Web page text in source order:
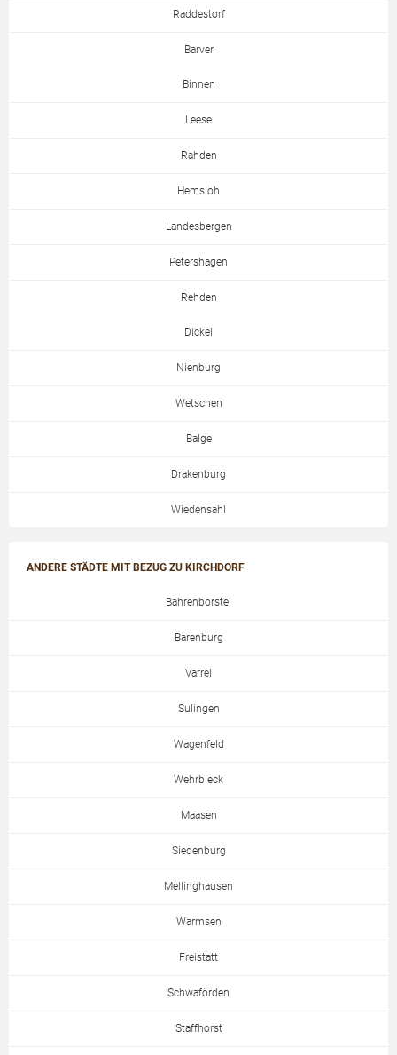
Raddestorf
Barver
Binnen
Leese
Rahden
Hemsloh
Landesbergen
Petershagen
Rehden
Dickel
Nienburg
Wetschen
Balge
Drakenburg
Wiedensahl
ANDERE STÄDTE MIT BEZUG ZU KIRCHDORF
Bahrenborstel
Barenburg
Varrel
Sulingen
Wagenfeld
Wehrbleck
Maasen
Siedenburg
Mellinghausen
Warmsen
Freistatt
Schwaförden
Staffhorst